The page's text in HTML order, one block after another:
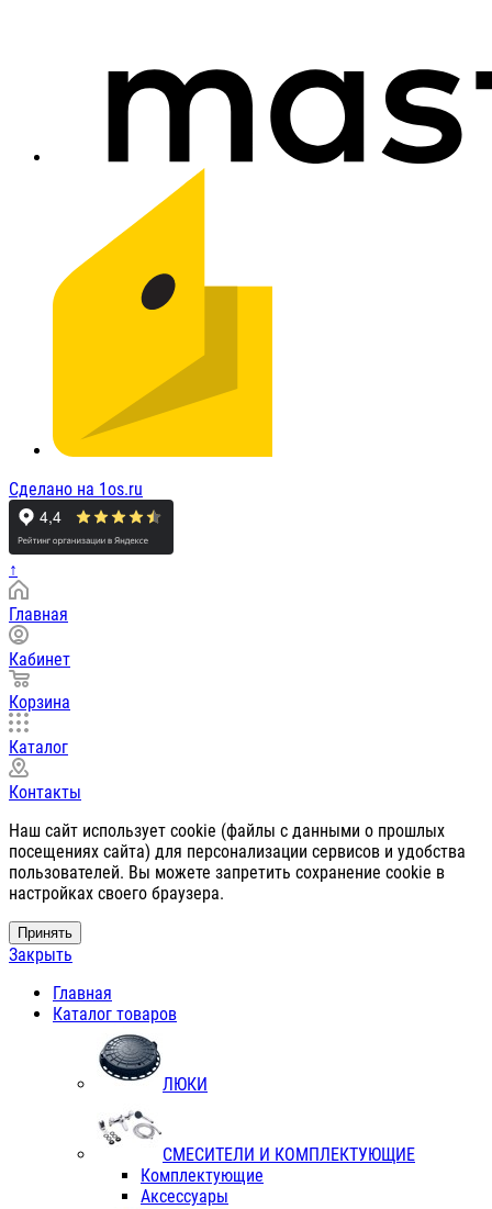
Сделано на 1os.ru
↑
Главная
Кабинет
Корзина
Каталог
Контакты
Наш сайт использует cookie (файлы с данными о прошлых
посещениях сайта) для персонализации сервисов и удобства
пользователей. Вы можете запретить сохранение cookie в
настройках своего браузера.
Принять
Закрыть
Главная
Каталог товаров
ЛЮКИ
СМЕСИТЕЛИ И КОМПЛЕКТУЮЩИЕ
Комплектующие
Аксессуары